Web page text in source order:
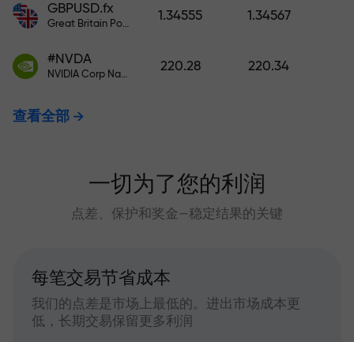
GBPUSD.fx
Great Britain Pound vs US Dollar
1.34555 1.34567
#NVDA
NVIDIA Corp Nasdaq Stock Exchange (Nasdaq) USD
220.28 220.34
查看全部
一切为了您的利润
点差、保护和奖金—稳定结果的关键
每笔交易节省成本
我们的点差是市场上最低的。进出市场成本更
低，长期交易保留更多利润